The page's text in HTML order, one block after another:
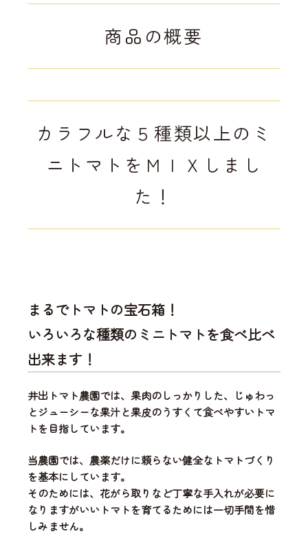
商品の概要
カラフルな５種類以上のミ
ニトマトをＭＩＸしまし
た！
まるでトマトの宝石箱！
いろいろな種類のミニトマトを食べ比べ
出来ます！
井出トマト農園では、 果肉のしっかりした、じゅわっ
とジューシーな果汁と果皮のうすくて食べやすいトマ
トを目指しています。
当農園では、 農薬だけに頼らない健全なトマトづくり
を基本にしています。
そのためには、花がら取りなど丁寧な手入れが必要に
なりますがいいトマトを育てるためには一切手間を惜
しみません。